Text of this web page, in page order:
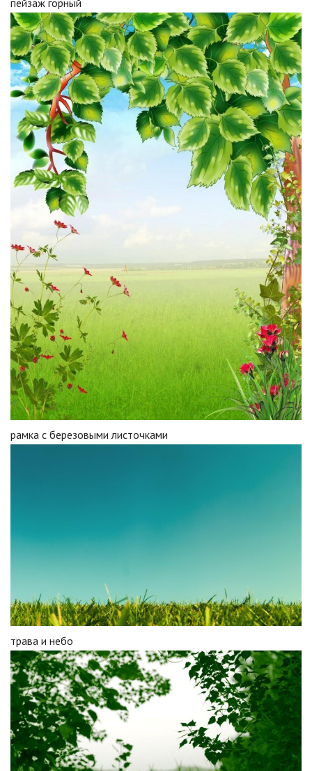
пейзаж горный
рамка с березовыми листочками
трава и небо